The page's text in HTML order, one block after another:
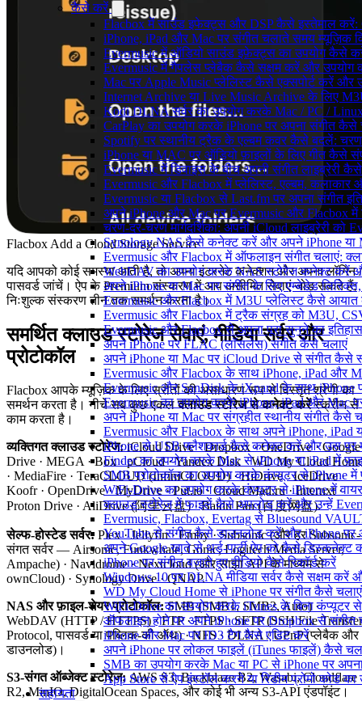
कैसे करें
Flacbox में साउंड इफेक्ट्स और DSP कैसे इस्तेमाल करें:
iPhone, iPad और Mac पर संगीत चलाते समय म्यूज़िक
Evermusic में ऑडियो साउंड इफ़ेक्ट्स का उपयोग कैसे
Evermusic में गैपलेस प्लेबैक कैसे सक्षम करें और उपयोग
Mac पर Apple Music प्लेलिस्ट कैसे एक्सपोर्ट करें और
Internet Archive या Live Music Archive के लिए
Kodi DLNA सर्वर का उपयोग करके Mac / PC /
CarPlay का उपयोग करके iPhone पर अपना संगीत कैसे
Spotify पर स्थानीय ट्रैक के एल्बम कवर कैसे बदलें:
iPhone या MAC पर ऑडियो फ़ाइलों के लिए गीत कैसे
Evermusic में डिवाइस के बीच अपनी संगीत लाइब्रेरी
Evermusic और Flacbox में प्लेलिस्ट, एल्बम,
Evermusic या Flacbox से Last.fm पर अपना संगीत
अपने iPhone और Mac पर Evermusic और Flacbox में
चरण-दर-चरण मार्गदर्शिका: अपनी iCloud लाइब्रेरी
Synology NAS कैसे कनेक्ट करें और अपने iPhone या
Evermusic और Flacbox में ऑफलाइन संगीत चलाएं:
WebDAV का उपयोग करके NAS स्टोरेज कनेक्ट करें
अपने iPhone या Mac पर संगीत के लिए एम्बेडेड
Evermusic और Flacbox में M3U प्लेलिस्ट कैसे आयात
Evermusic और Flacbox में ट्रैक संग्रह को M3U,
Evermusic और Flacbox से अपना पूरा सुनने का इतिहास
अपने iPhone पर FLAC (लॉसलेस) संगीत कैसे चलाएं
अपने iPhone या Mac पर iCloud Drive से संगीत कैसे
Evermusic और Flacbox के साथ iPhone, iPad और
Evermusic और SanDisk के iXpand के साथ iPhone
Evermusic का उपयोग करके iPhone, iPad और Mac
अपने iPhone या Mac पर संग्रहीत स्थानीय संगीत कैसे
Evermusic और Flacbox के साथ अपने iPhone, iPad
iPhone से USB फ्लैशकार्ड कैसे कनेक्ट करें और उस पर
Finder का उपयोग करके Mac से iPhone या iPad में
SMB प्रोटोकॉल का उपयोग करके कंप्यूटर से iPhone
WiFi-Drive का उपयोग करके कंप्यूटर से iPhone में
क्लाउड स्टोरेज में फाइलें कैसे अपलोड करें और उन्हें
Evermusic, Flacbox, Evertag से Bluesound
YouTube से संगीत कैसे डाउनलोड करें और iPhone
अपने Google खाते से थर्ड-पार्टी ऐप को कैसे डिस्कनेक्ट
iPhone पर संगीत बजाते हुए वीडियो कैसे रिकॉर्ड करें
Windows 10 पर DLNA मीडिया सर्वर कैसे सक्षम करें
WD My Cloud Home से iPhone पर संगीत कैसे चलाएं
WiFi-Drive का उपयोग करके iTunes के बिना कंप्यूटर
ऑफलाइन होने पर अपने iPhone पर Dropbox से संगीत
iPhone और Mac पर ID3 टैग कैसे एडिट करें
अपने iPhone पर लोकल फाइलें (iTunes फाइलें) कैसे
SMB का उपयोग करके Mac या PC से iPhone पर
App Store से ऐप इंस्टॉल करने या रिडीम प्रोमो कोड
सहायता
Flacbox Add a Cloud Storage Service
यदि आपको कोई समस्या आती है, तो अपना इंटरनेट कनेक्शन और अपना लॉगिन /
पासवर्ड जांचें। ऐप के Premium संस्करण में आप असीमित सेवाएं जोड़ सकते हैं;
निःशुल्क संस्करण तीन तक समर्थन करता है।
समर्थित क्लाउड स्टोरेज सेवाएं, मीडिया सर्वर और
प्रोटोकॉल
Flacbox आपके म्यूज़िक के लिए स्रोतों की असाधारण रूप से विस्तृत श्रेणी का
समर्थन करता है। नीचे सब कुछ एकलक्लाउड स्टोरेज से कनेक्ट करेंस्क्रीन से
काम करता है।
व्यक्तिगत क्लाउड स्टोरेज:iCloud Drive · Dropbox · OneDrive · Google
Drive · MEGA · Box · pCloud · Yandex Disk · WD My Cloud
· MediaFire · TeraCLOUD (InfiniCLOUD) · HiDrive · IceDrive ·
Koofr · OpenDrive · MyDrive · Put.io · Cloud Mail.ru · Internxt ·
Proton Drive · AliDrive (阿里云盘) · Baidu Pan (百度网盘).
सेल्फ-होस्टेड सर्वर: Plex · Jellyfin · Emby · Subsonic (और हर Subsonic-
संगत सर्वर — Airsonic, Funkwhale, Gonic, Logitech Media Server,
Ampache) · Navidrome · Nextcloud (और साझा API के माध्यम से
ownCloud) · Synology Drive · QNAP.
NAS और फ़ाइल-शेयर प्रोटोकॉल:SMB (SMB1, SMB2, Auto) ·
WebDAV (HTTP / HTTPS) · FTP · FTPS · SFTP (SSH File Transfer
Protocol, पासवर्ड या पब्लिक-की ऑथ) · NFS · DLNA / UPnP (प्लेबैक और
डाउनलोड)।
S3-संगत ऑब्जेक्ट स्टोरेज: AWS S3, Backblaze B2, Wasabi, Cloudflare
R2, MinIO, DigitalOcean Spaces, और कोई भी अन्य S3-API एंडपॉइंट।